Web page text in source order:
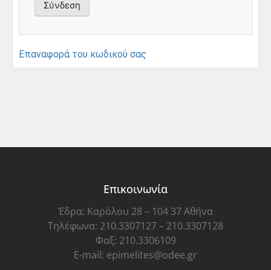
Επαναφορά του κωδικού σας
Επικοινωνία
Έδρα: Καρόλου 28 – 104 37 Αθήνα
Τηλέφωνα: 210.3307127 – 210.3307128
Φαξ: 210.3306109
E-mail: epimelites@odee.gr